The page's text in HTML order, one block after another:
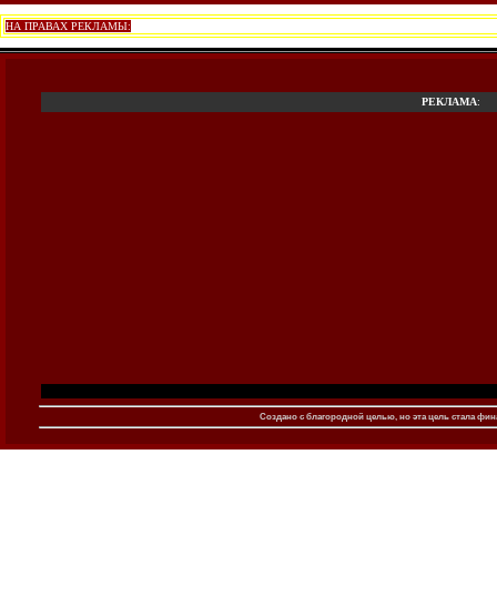
НА ПРАВАХ РЕКЛАМЫ:
РЕКЛАМА:
Создано c благородной целью, но эта цель стала